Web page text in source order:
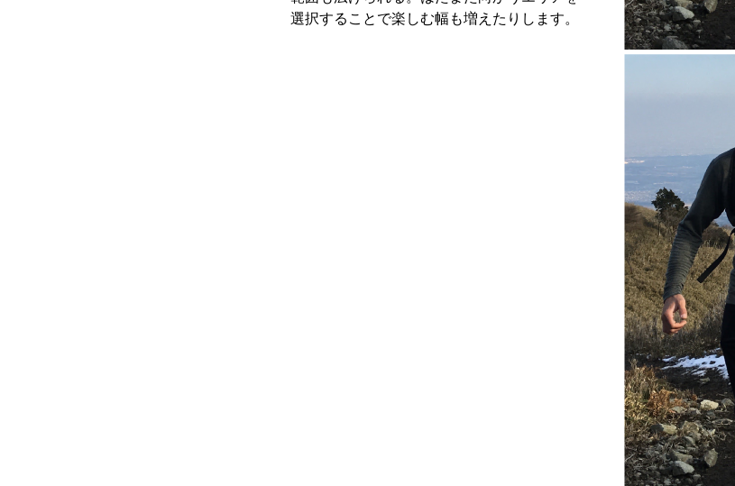
選択することで楽しむ幅も増えたりします。